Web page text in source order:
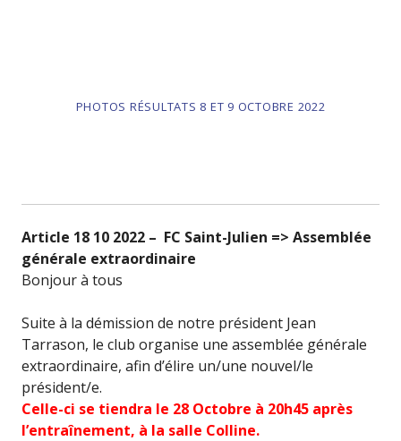
PHOTOS RÉSULTATS 8 ET 9 OCTOBRE 2022
Article 18 10 2022 – FC Saint-Julien => Assemblée
générale extraordinaire
Bonjour à tous
Suite à la démission de notre président Jean
Tarrason, le club organise une assemblée générale
extraordinaire, afin d’élire un/une nouvel/le
président/e.
Celle-ci se tiendra le 28 Octobre à 20h45 après
l’entraînement, à la salle Colline.